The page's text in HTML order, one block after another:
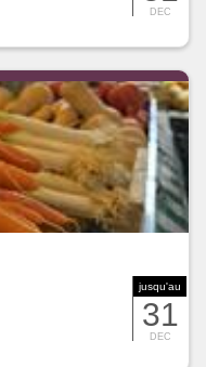
DEC
jusqu'au
31
DEC